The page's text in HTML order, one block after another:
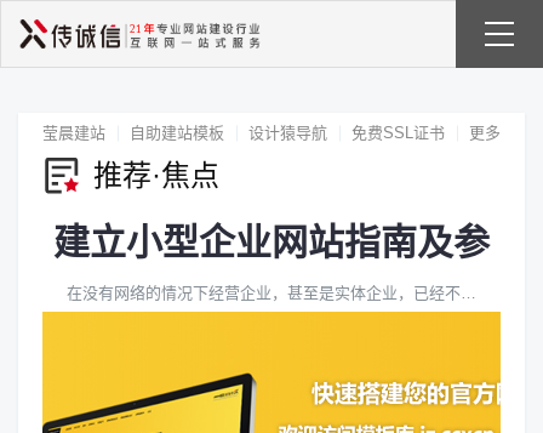
推荐·焦点
莹晨建站 自助建站模板 设计猿导航 免费SSL证书 更多
建立小型企业网站指南及参
考
在没有网络的情况下经营企业，甚至是实体企业，已经不再可行。消费者从产品研究到地点和营业时间，都转向互联网。甚至拥有一个经过精心设计的简单网站......